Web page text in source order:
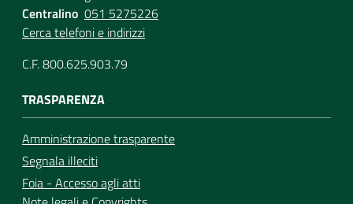
Centralino 051 5275226
Cerca telefoni e indirizzi
C.F. 800.625.903.79
TRASPARENZA
Amministrazione trasparente
Segnala illeciti
Foia - Accesso agli atti